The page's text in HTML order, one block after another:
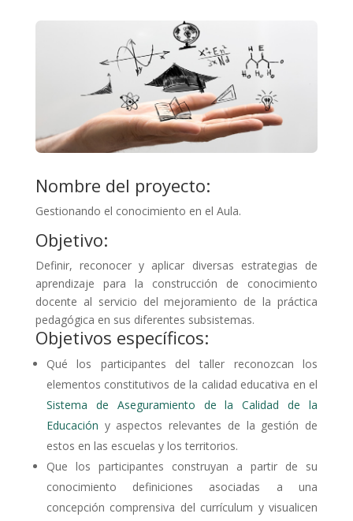
Nombre del proyecto:
Gestionando el conocimiento en el Aula.
Objetivo:
Definir, reconocer y aplicar diversas estrategias de
aprendizaje para la construcción de conocimiento
docente al servicio del mejoramiento de la práctica
pedagógica en sus diferentes subsistemas.
Objetivos específicos:
Qué los participantes del taller reconozcan los
elementos constitutivos de la calidad educativa en el
Sistema de Aseguramiento de la Calidad de la
Educación y aspectos relevantes de la gestión de
estos en las escuelas y los territorios.
Que los participantes construyan a partir de su
conocimiento definiciones asociadas a una
concepción comprensiva del currículum y visualicen